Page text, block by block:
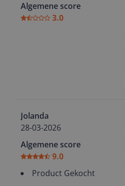
Algemene score
3.0
Jolanda
28-03-2026
Algemene score
9.0
Product Gekocht